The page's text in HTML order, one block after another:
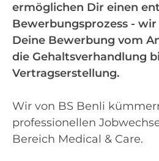
ermöglichen Dir einen
Bewerbungsprozess -
Deine Bewerbung vom
die Gehaltsverhandlung
Vertragserstellung.
Wir von BS Benli
professionellen
Bereich Medical & Care.